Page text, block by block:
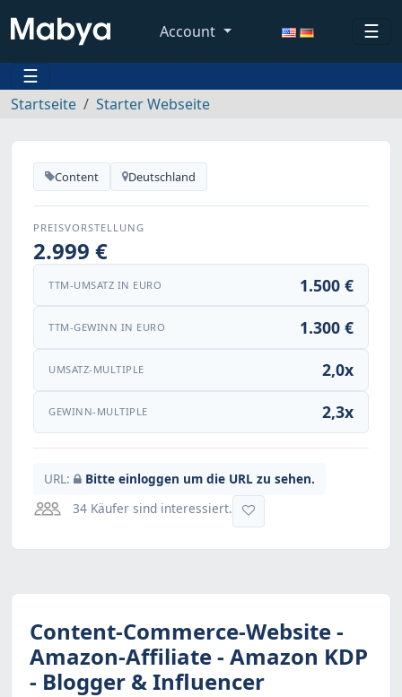
Account
☰
☰
Startseite Starter Webseite
Content Deutschland
PREISVORSTELLUNG
2.999 €
1.500 €
TTM-UMSATZ IN EURO
1.300 €
TTM-GEWINN IN EURO
2,0x
UMSATZ-MULTIPLE
2,3x
GEWINN-MULTIPLE
URL:
Bitte einloggen um die URL zu sehen.
34 Käufer sind interessiert.
Content-Commerce-Website -
Amazon-Affiliate - Amazon KDP
- Blogger & Influencer